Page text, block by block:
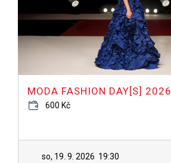
MODA FASHION DAY[S] 2026
600 Kč
so, 19. 9. 2026 19:30